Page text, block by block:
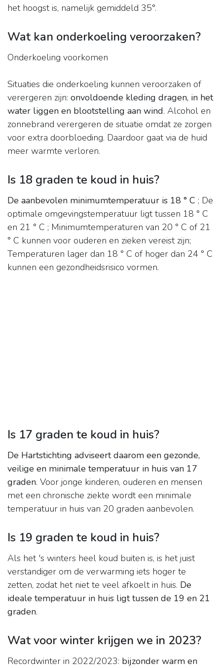
het hoogst is, namelijk gemiddeld 35°.
Wat kan onderkoeling veroorzaken?
Onderkoeling voorkomen
Situaties die onderkoeling kunnen veroorzaken of
verergeren zijn: onvoldoende kleding dragen, in het
water liggen en blootstelling aan wind. Alcohol en
zonnebrand verergeren de situatie omdat ze zorgen
voor extra doorbloeding. Daardoor gaat via de huid
meer warmte verloren.
Is 18 graden te koud in huis?
De aanbevolen minimumtemperatuur is 18 ° C ; De
optimale omgevingstemperatuur ligt tussen 18 ° C
en 21 ° C ; Minimumtemperaturen van 20 ° C of 21
° C kunnen voor ouderen en zieken vereist zijn;
Temperaturen lager dan 18 ° C of hoger dan 24 ° C
kunnen een gezondheidsrisico vormen.
Is 17 graden te koud in huis?
De Hartstichting adviseert daarom een gezonde,
veilige en minimale temperatuur in huis van 17
graden. Voor jonge kinderen, ouderen en mensen
met een chronische ziekte wordt een minimale
temperatuur in huis van 20 graden aanbevolen.
Is 19 graden te koud in huis?
Als het 's winters heel koud buiten is, is het juist
verstandiger om de verwarming iets hoger te
zetten, zodat het niet te veel afkoelt in huis. De
ideale temperatuur in huis ligt tussen de 19 en 21
graden.
Wat voor winter krijgen we in 2023?
Recordwinter in 2022/2023: bijzonder warm en